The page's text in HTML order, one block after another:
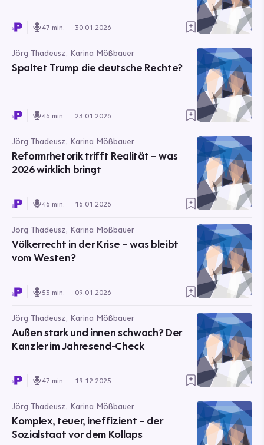
47 min. 30.01.2026
Jörg Thadeusz, Karina Mößbauer
Spaltet Trump die deutsche Rechte?
46 min. 23.01.2026
Jörg Thadeusz, Karina Mößbauer
Reformrhetorik trifft Realität – was
2026 wirklich bringt
46 min. 16.01.2026
Jörg Thadeusz, Karina Mößbauer
Völkerrecht in der Krise – was bleibt
vom Westen?
53 min. 09.01.2026
Jörg Thadeusz, Karina Mößbauer
Außen stark und innen schwach? Der
Kanzler im Jahresend-Check
47 min. 19.12.2025
Jörg Thadeusz, Karina Mößbauer
Komplex, teuer, ineffizient – der
Sozialstaat vor dem Kollaps